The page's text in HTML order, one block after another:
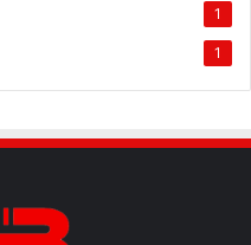
1
1